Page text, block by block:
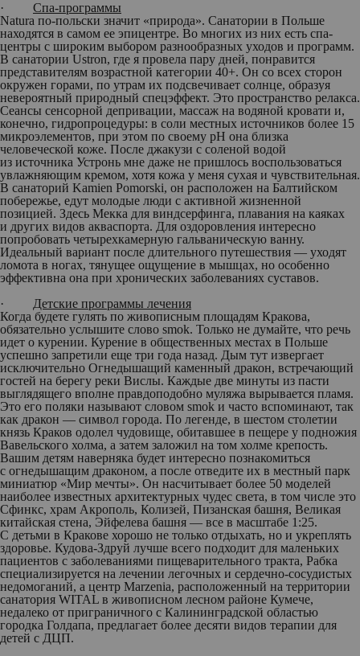
· Спа-программы
Natura по-польски значит «природа». Санатории в Польше
находятся в самом ее эпицентре. Во многих из них есть спа-
центры с широким выбором разнообразных уходов и программ.
В санатории Ustron, где я провела пару дней, понравится
представителям возрастной категории 40+. Он со всех сторон
окружен горами, по утрам их подсвечивает солнце, образуя
невероятный природный спецэффект. Это пространство релакса.
Сеансы сенсорной депривации, массаж на водяной кровати и,
конечно, гидропро­цедуры: в соли местных источников более 15
микроэлементов, при этом по своему pН она близка
человеческой коже. После джакузи с соленой водой
из источника Устронь мне даже не пришлось воспользоваться
увлажняющим кремом, хотя кожа у меня сухая и чувствительная.
В санаторий Kamien Pomorski, он расположен на Балтийском
побережье, едут молодые люди с активной жизненной
позицией. Здесь Мекка для виндсерфинга, плавания на каяках
и других видов акваспорта. Для оздоровления интересно
попробовать четырехкамерную гальваническую ванну.
Идеальный вариант после длительного путешествия — уходят
ломота в ногах, тянущее ощущение в мышцах, но особенно
эффективна она при хронических заболеваниях суставов.
·
Детские программы лечения
Когда будете гулять по живописным площадям Кракова,
обязательно услышите слово smok. Только не думайте, что речь
идет о курении. Курение в общественных местах в Польше
успешно запретили еще три года назад. Дым тут извергает
исключительно Огнедышащий каменный дракон, встречающий
гостей на берегу реки Вислы. Каждые две минуты из пасти
выглядящего вполне правдоподобно муляжа вырывается пламя.
Это его поляки называют словом smok и часто вспоминают, так
как дракон — символ города. По легенде, в шестом столетии
князь Краков одолел чудовище, обитавшее в пещере у подножия
Вавельского холма, а затем заложил на том холме крепость.
Вашим детям наверняка будет интересно познакомиться
с огнедышащим драконом, а после отведите их в местный парк
миниатюр «Мир мечты». Он насчитывает более 50 моделей
наиболее известных архитектурных чудес света, в том числе это
Сфинкс, храм Акрополь, Колизей, Пизанская башня, Великая
китайская стена, Эйфелева башня — все в масштабе 1:25.
С детьми в Кракове хорошо не только отдыхать, но и укреплять
здоровье. Кудова-Здруй лучше всего подходит для маленьких
пациентов с заболеваниями пищеварительного тракта, Рабка
специализируется на лечении легочных и сердечно-сосудистых
недомоганий, а центр Marzenia, расположенный на территории
санатория WITAL в живописном лесном районе Кумече,
недалеко от приграничного с Калининградской областью
городка Голдапа, предлагает более десяти видов терапии для
детей с ДЦП.